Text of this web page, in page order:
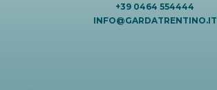
+39 0464 554444
INFO@GARDATRENTINO.IT